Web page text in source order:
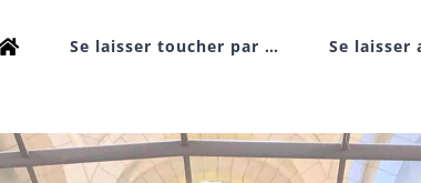
Se laisser toucher par … Se laisser